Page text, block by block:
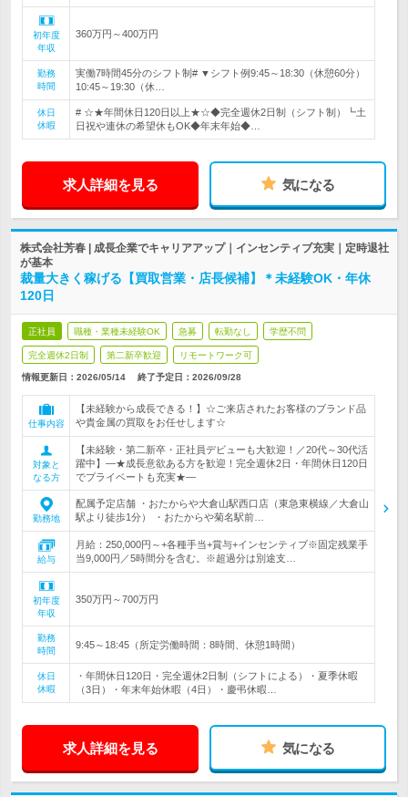
初年度
年収
360万円～400万円
勤務
時間
実働7時間45分のシフト制# ▼シフト例9:45～18:30（休憩60分）
10:45～19:30（休…
休日
休暇
# ☆★年間休日120日以上★☆◆完全週休2日制（シフト制）┗土
日祝や連休の希望休もOK◆年末年始◆…
求人詳細を見る 気になる
株式会社芳春 | 成長企業でキャリアアップ｜インセンティブ充実｜定時退社
が基本
裁量大きく稼げる【買取営業・店長候補】＊未経験OK・年休
120日
正社員 職種・業種未経験OK 急募 転勤なし 学歴不問
完全週休2日制 第二新卒歓迎 リモートワーク可
情報更新日：2026/05/14 終了予定日： 2026/09/28
仕事内容
【未経験から成長できる！】☆ご来店されたお客様のブランド品
や貴金属の買取をお任せします☆
対象と
なる方
【未経験・第二新卒・正社員デビューも大歓迎！／20代～30代活
躍中】―★成長意欲ある方を歓迎！完全週休2日・年間休日120日
でプライベートも充実★―
勤務地
配属予定店舗 ・おたからや大倉山駅西口店（東急東横線／大倉山
駅より徒歩1分） ・おたからや菊名駅前…
給与
月給：250,000円～+各種手当+賞与+インセンティブ※固定残業手
当9,000円／5時間分を含む。※超過分は別途支…
初年度
年収
350万円～700万円
勤務
時間
9:45～18:45（所定労働時間：8時間、休憩1時間）
休日
休暇
・年間休日120日・完全週休2日制（シフトによる）・夏季休暇
（3日）・年末年始休暇（4日）・慶弔休暇…
求人詳細を見る 気になる